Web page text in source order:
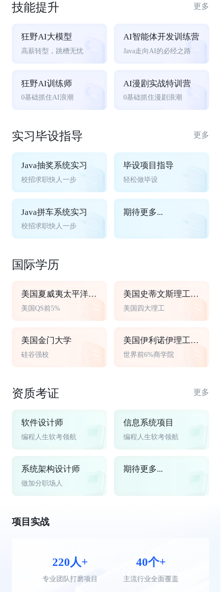
技能提升 更多
狂野AI大模型
高薪转型，跳槽无忧
AI智能体开发训练营
Java走向AI的必经之路
狂野AI训练师
0基础抓住AI浪潮
AI漫剧实战特训营
0基础抓住漫剧浪潮
实习毕设指导 更多
Java抽奖系统实习
校招求职快人一步
毕设项目指导
轻松做毕设
Java拼车系统实习
校招求职快人一步
期待更多...
国际学历
美国夏威夷太平洋大学
美国QS前5%
美国史蒂文斯理工学院
美国四大理工
美国金门大学
硅谷强校
美国伊利诺伊理工大学
世界前6%商学院
资质考证 更多
软件设计师
编程人生软考领航
信息系统项目
编程人生软考领航
系统架构设计师
做加分职场人
期待更多...
项目实战
220人+
专业团队打磨项目
40个+
主流行业全面覆盖